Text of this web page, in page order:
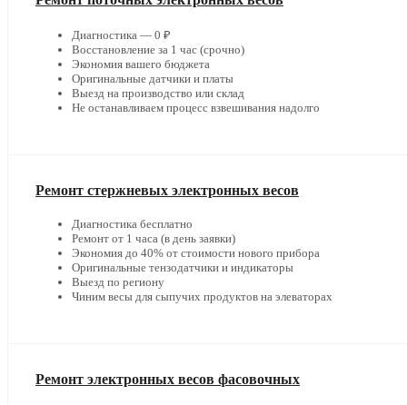
Диагностика — 0 ₽
Восстановление за 1 час (срочно)
Экономия вашего бюджета
Оригинальные датчики и платы
Выезд на производство или склад
Не останавливаем процесс взвешивания надолго
Ремонт стержневых электронных весов
Диагностика бесплатно
Ремонт от 1 часа (в день заявки)
Экономия до 40% от стоимости нового прибора
Оригинальные тензодатчики и индикаторы
Выезд по региону
Чиним весы для сыпучих продуктов на элеваторах
Ремонт электронных весов фасовочных